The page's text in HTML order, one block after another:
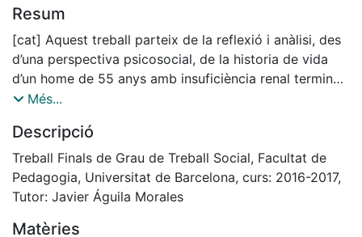
Resum
[cat] Aquest treball parteix de la reflexió i anàlisi, des
d’una perspectiva psicosocial, de la historia de vida
d’un home de 55 anys amb insuficiència renal terminal
en tractament d’hemodiàlisi que, a causa de l’estat
arterial perifèrica que li ha comportat l’amputació de
les dues extremitats inferiors. Com elements claus en
la reflexió, s’han considerat els aspectes
biopsicosocials que envolten al subjecte que pateix
d’hemodiàlisi. Tanmateix, la recerca té la intenció
Més...
Descripció
Treball Finals de Grau de Treball Social, Facultat de
Pedagogia, Universitat de Barcelona, curs: 2016-2017,
Tutor: Javier Águila Morales
Matèries